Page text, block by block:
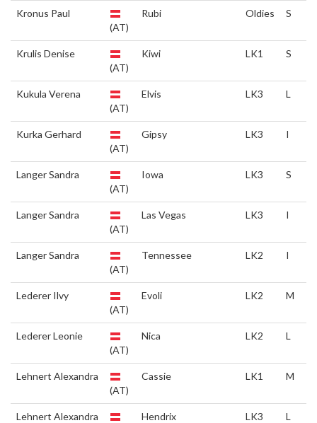
Kronus Paul
(AT)
Rubi Oldies S
Krulis Denise
(AT)
Kiwi LK1 S
Kukula Verena
(AT)
Elvis LK3 L
Kurka Gerhard
(AT)
Gipsy LK3 I
Langer Sandra
(AT)
Iowa LK3 S
Langer Sandra
(AT)
Las Vegas LK3 I
Langer Sandra
(AT)
Tennessee LK2 I
Lederer Ilvy
(AT)
Evoli LK2 M
Lederer Leonie
(AT)
Nica LK2 L
Lehnert Alexandra
(AT)
Cassie LK1 M
Lehnert Alexandra
Hendrix LK3 L